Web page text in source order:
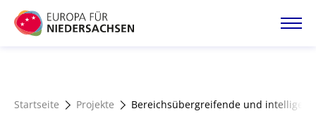
Direkt
zum
Startseite Projekte Bereichsübergreifende und